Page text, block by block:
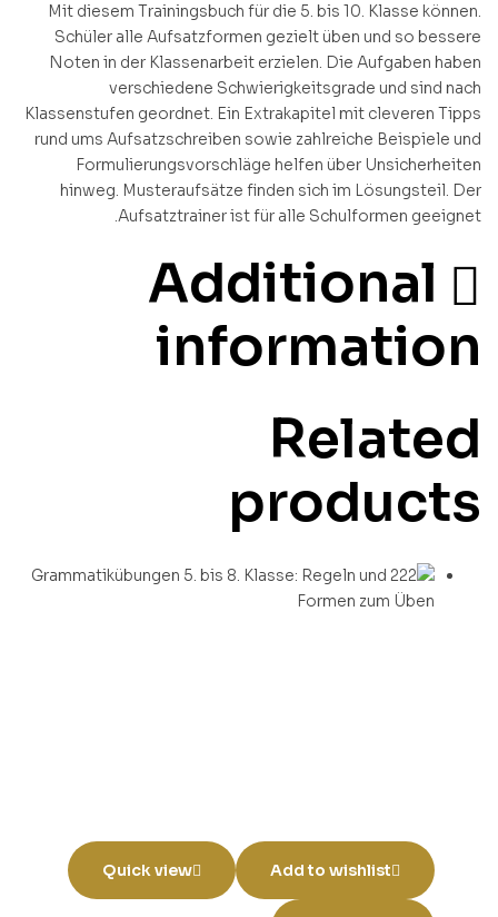
.Mit diesem Trainingsbuch für die 5. bis 10. Klasse können
Schüler alle Aufsatzformen gezielt üben und so bessere
Noten in der Klassenarbeit erzielen. Die Aufgaben haben
verschiedene Schwierigkeitsgrade und sind nach
Klassenstufen geordnet. Ein Extrakapitel mit cleveren Tipps
rund ums Aufsatzschreiben sowie zahlreiche Beispiele und
Formulierungsvorschläge helfen über Unsicherheiten
hinweg. Musteraufsätze finden sich im Lösungsteil. Der
Aufsatztrainer ist für alle Schulformen geeignet.
Additional
information
Related
products
Add to wishlist
Quick view